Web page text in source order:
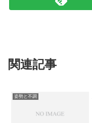
関連記事
姿勢と不調